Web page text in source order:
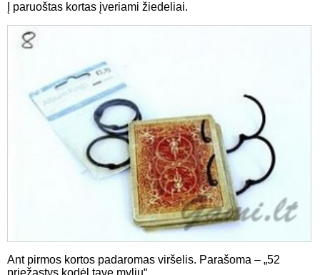
Į paruoštas kortas įveriami žiedeliai.
Ant pirmos kortos padaromas viršelis. Parašoma – „52